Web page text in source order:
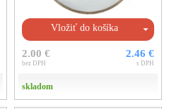
Vložiť do košíka
2.00 €
bez DPH
2.46 €
s DPH
skladom